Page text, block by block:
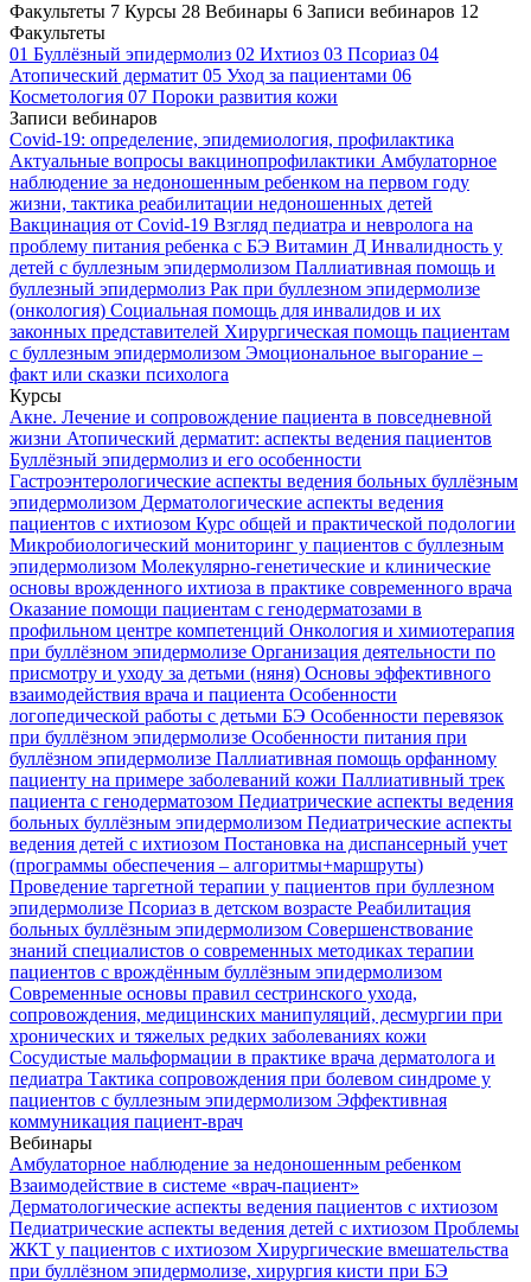
Факультеты 7 Курсы 28 Вебинары 6 Записи вебинаров 12
Факультеты
01 Буллёзный эпидермолиз 02 Ихтиоз 03 Псориаз 04
Атопический дерматит 05 Уход за пациентами 06
Косметология 07 Пороки развития кожи
Записи вебинаров
Covid-19: определение, эпидемиология, профилактика
Актуальные вопросы вакцинопрофилактики Амбулаторное
наблюдение за недоношенным ребенком на первом году
жизни, тактика реабилитации недоношенных детей
Вакцинация от Covid-19 Взгляд педиатра и невролога на
проблему питания ребенка с БЭ Витамин Д Инвалидность у
детей с буллезным эпидермолизом Паллиативная помощь и
буллезный эпидермолиз Рак при буллезном эпидермолизе
(онкология) Социальная помощь для инвалидов и их
законных представителей Хирургическая помощь пациентам
с буллезным эпидермолизом Эмоциональное выгорание –
факт или сказки психолога
Курсы
Акне. Лечение и сопровождение пациента в повседневной
жизни Атопический дерматит: аспекты ведения пациентов
Буллёзный эпидермолиз и его особенности
Гастроэнтерологические аспекты ведения больных буллёзным
эпидермолизом Дерматологические аспекты ведения
пациентов с ихтиозом Курс общей и практической подологии
Микробиологический мониторинг у пациентов с буллезным
эпидермолизом Молекулярно-генетические и клинические
основы врожденного ихтиоза в практике современного врача
Оказание помощи пациентам с генодерматозами в
профильном центре компетенций Онкология и химиотерапия
при буллёзном эпидермолизе Организация деятельности по
присмотру и уходу за детьми (няня) Основы эффективного
взаимодействия врача и пациента Особенности
логопедической работы с детьми БЭ Особенности перевязок
при буллёзном эпидермолизе Особенности питания при
буллёзном эпидермолизе Паллиативная помощь орфанному
пациенту на примере заболеваний кожи Паллиативный трек
пациента с генодерматозом Педиатрические аспекты ведения
больных буллёзным эпидермолизом Педиатрические аспекты
ведения детей с ихтиозом Постановка на диспансерный учет
(программы обеспечения – алгоритмы+маршруты)
Проведение таргетной терапии у пациентов при буллезном
эпидермолизе Псориаз в детском возрасте Реабилитация
больных буллёзным эпидермолизом Совершенствование
знаний специалистов о современных методиках терапии
пациентов с врождённым буллёзным эпидермолизом
Современные основы правил сестринского ухода,
сопровождения, медицинских манипуляций, десмургии при
хронических и тяжелых редких заболеваниях кожи
Сосудистые мальформации в практике врача дерматолога и
педиатра Тактика сопровождения при болевом синдроме у
пациентов с буллезным эпидермолизом Эффективная
коммуникация пациент-врач
Вебинары
Амбулаторное наблюдение за недоношенным ребенком
Взаимодействие в системе «врач-пациент»
Дерматологические аспекты ведения пациентов с ихтиозом
Педиатрические аспекты ведения детей с ихтиозом Проблемы
ЖКТ у пациентов с ихтиозом Хирургические вмешательства
при буллёзном эпидермолизе, хирургия кисти при БЭ